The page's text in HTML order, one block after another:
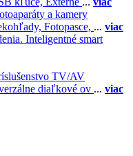
a kamery
Fotopasce, ... viac
Inteligentné smart
TV/AV
diaľkové ov ... viac